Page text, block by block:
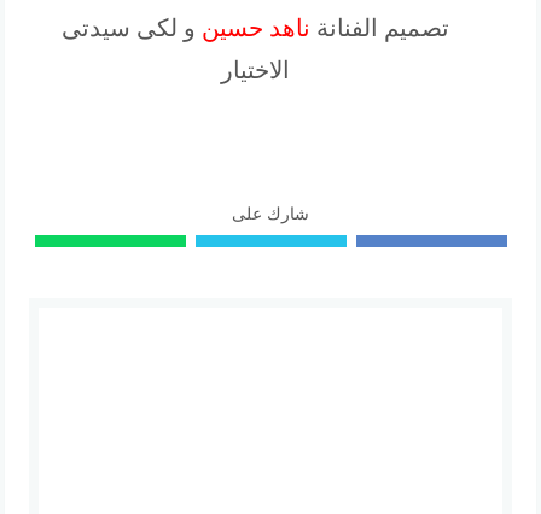
تصميم الفنانة ناهد حسين و لكى سيدتى
الاختيار
شارك على